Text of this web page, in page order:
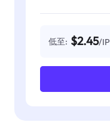
低至: $2.45/IP